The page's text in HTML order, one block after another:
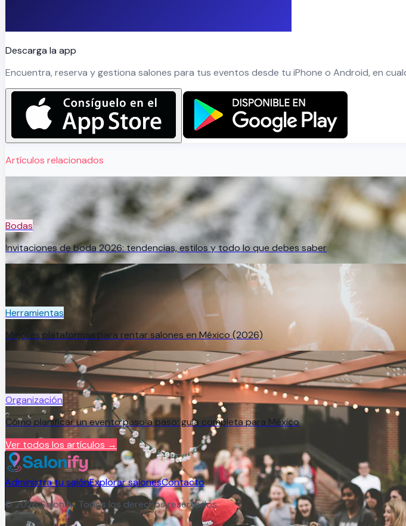
Descarga la app
Encuentra, reserva y gestiona salones para tus eventos desde tu iPhone o Android, en
Artículos relacionados
Bodas
Invitaciones de boda 2026: tendencias, estilos y todo lo que debes saber
Herramientas
Mejores plataformas para rentar salones en México (2026)
Organización
Cómo planificar un evento paso a paso: guía completa para México
Ver todos los artículos →
Administra tu salónExplorar salonesContacto
©2026Salonify. Todos los derechos reservados.